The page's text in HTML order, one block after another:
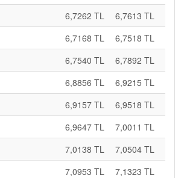
6,7262 TL
6,7613 TL
6,7168 TL
6,7518 TL
6,7540 TL
6,7892 TL
6,8856 TL
6,9215 TL
6,9157 TL
6,9518 TL
6,9647 TL
7,0011 TL
7,0138 TL
7,0504 TL
7,0953 TL
7,1323 TL